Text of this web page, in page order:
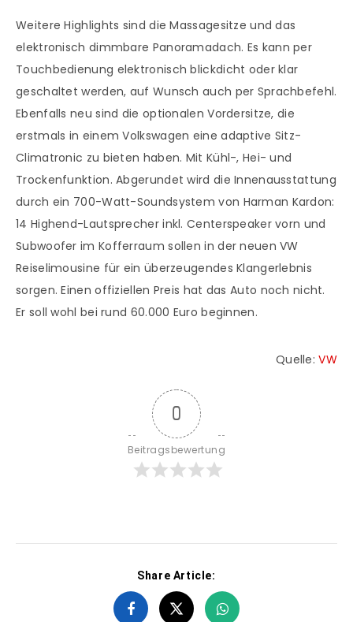
Weitere Highlights sind die Massagesitze und das
elektronisch dimmbare Panoramadach. Es kann per
Touchbedienung elektronisch blickdicht oder klar
geschaltet werden, auf Wunsch auch per Sprachbefehl.
Ebenfalls neu sind die optionalen Vordersitze, die
erstmals in einem Volkswagen eine adaptive Sitz-
Climatronic zu bieten haben. Mit Kühl-, Hei- und
Trockenfunktion. Abgerundet wird die Innenausstattung
durch ein 700-Watt-Soundsystem von Harman Kardon:
14 Highend-Lautsprecher inkl. Centerspeaker vorn und
Subwoofer im Kofferraum sollen in der neuen VW
Reiselimousine für ein überzeugendes Klangerlebnis
sorgen. Einen offiziellen Preis hat das Auto noch nicht.
Er soll wohl bei rund 60.000 Euro beginnen.
Quelle:VW
0
Beitragsbewertung
Share Article: